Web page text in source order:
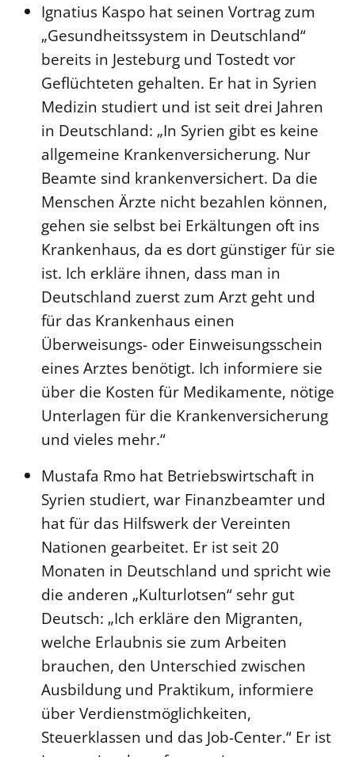
Ignatius Kaspo hat seinen Vortrag zum
„Gesundheitssystem in Deutschland“
bereits in Jesteburg und Tostedt vor
Geflüchteten gehalten. Er hat in Syrien
Medizin studiert und ist seit drei Jahren
in Deutschland: „In Syrien gibt es keine
allgemeine Krankenversicherung. Nur
Beamte sind krankenversichert. Da die
Menschen Ärzte nicht bezahlen können,
gehen sie selbst bei Erkältungen oft ins
Krankenhaus, da es dort günstiger für sie
ist. Ich erkläre ihnen, dass man in
Deutschland zuerst zum Arzt geht und
für das Krankenhaus einen
Überweisungs- oder Einweisungsschein
eines Arztes benötigt. Ich informiere sie
über die Kosten für Medikamente, nötige
Unterlagen für die Krankenversicherung
und vieles mehr.“
Mustafa Rmo hat Betriebswirtschaft in
Syrien studiert, war Finanzbeamter und
hat für das Hilfswerk der Vereinten
Nationen gearbeitet. Er ist seit 20
Monaten in Deutschland und spricht wie
die anderen „Kulturlotsen“ sehr gut
Deutsch: „Ich erkläre den Migranten,
welche Erlaubnis sie zum Arbeiten
brauchen, den Unterschied zwischen
Ausbildung und Praktikum, informiere
über Verdienstmöglichkeiten,
Steuerklassen und das Job-Center.“ Er ist
Kunstreferat
NKVK
Öffentlichkeitsarbeit
Personalausschuss
Projektmanagement
Recht
Terminstundenplaner